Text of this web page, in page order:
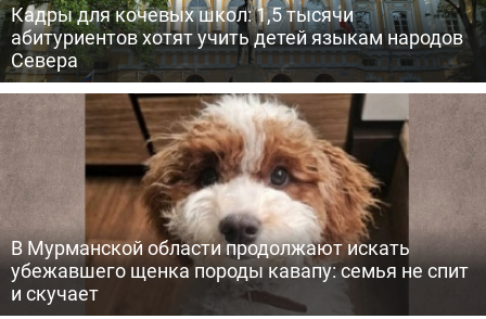
Кадры для кочевых школ: 1,5 тысячи
абитуриентов хотят учить детей языкам народов
Севера
В Мурманской области продолжают искать
убежавшего щенка породы кавапу: семья не спит
и скучает